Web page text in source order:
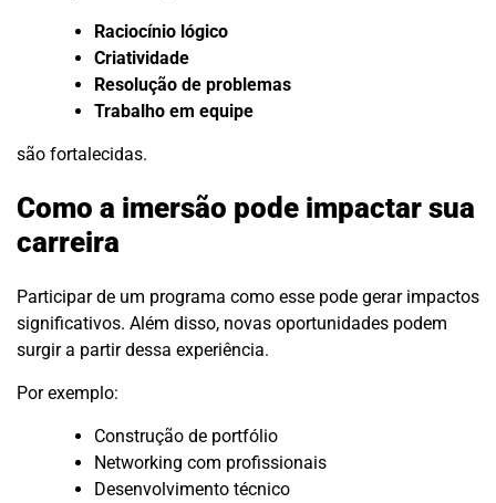
Raciocínio lógico
Criatividade
Resolução de problemas
Trabalho em equipe
são fortalecidas.
Como a imersão pode impactar sua
carreira
Participar de um programa como esse pode gerar impactos
significativos. Além disso, novas oportunidades podem
surgir a partir dessa experiência.
Por exemplo:
Construção de portfólio
Networking com profissionais
Desenvolvimento técnico